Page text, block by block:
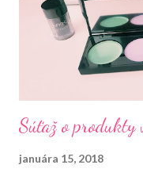
Súťaž o
januára 15, 2018